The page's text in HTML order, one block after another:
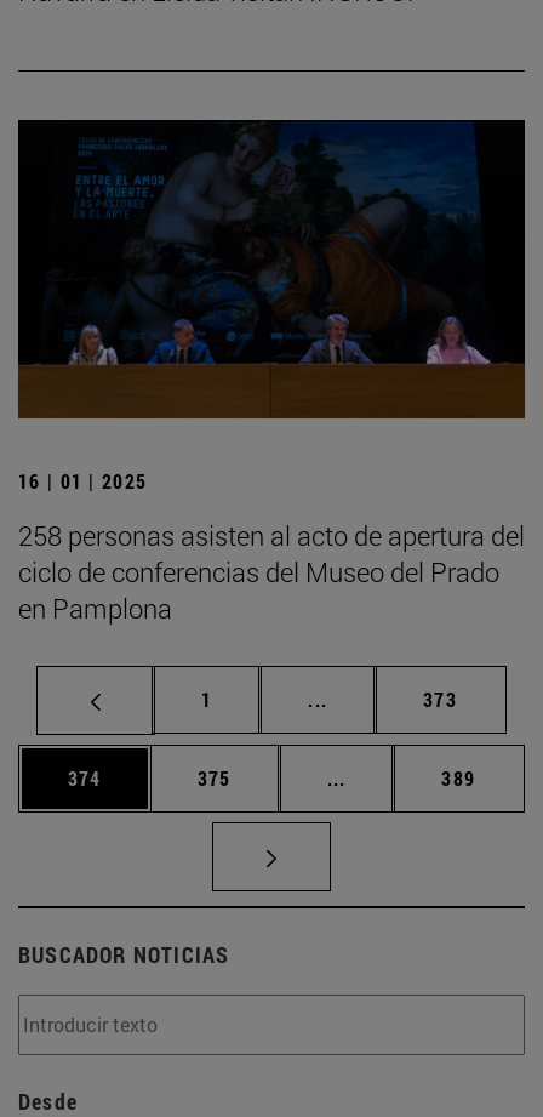
16 | 01 | 2025
258 personas asisten al acto de apertura del
ciclo de conferencias del Museo del Prado
en Pamplona
Página
1 ... Páginas intermedias
Página
373
Página
374 Página
375 ... Páginas intermedias
Página
389
BUSCADOR NOTICIAS
Desde